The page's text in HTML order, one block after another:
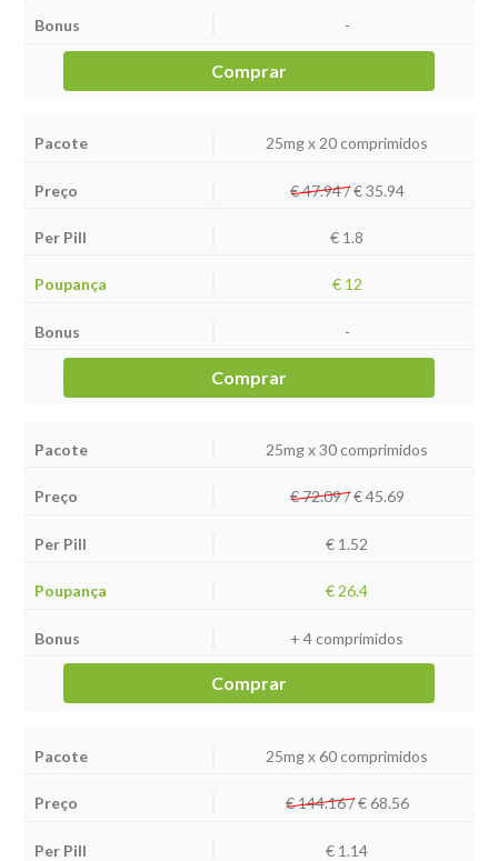
-
Comprar
25mg x 20 comprimidos
€ 47.94 /€35.94
€ 1.8
€ 12
-
Comprar
25mg x 30 comprimidos
€ 72.09 /€45.69
€ 1.52
€ 26.4
+ 4 comprimidos
Comprar
25mg x 60 comprimidos
€ 144.16 /€68.56
€ 1.14